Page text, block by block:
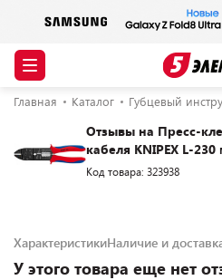
Главная Каталог Губцевый
Отзывы на Пресс-
кабеля KNIPEX L-
Код товара: 323938
ХарактеристикиНаличие и
У этого товара еще нет